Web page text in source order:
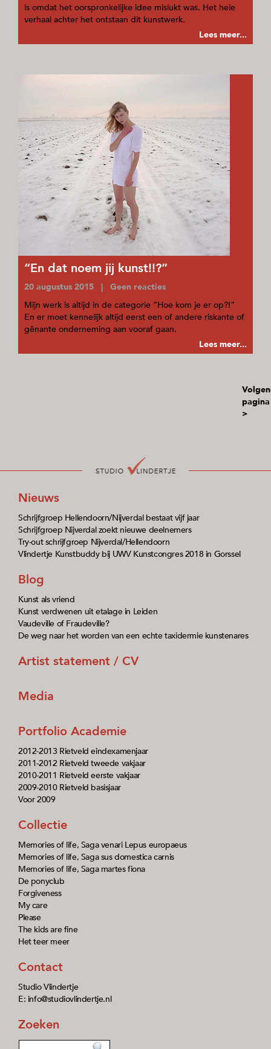
is omdat het oorspronkelijke idee mislukt was. Het hele
verhaal achter het ontstaan dit kunstwerk.
Lees meer...
“En dat noem jij kunst!!?”
20 augustus 2015 | Geen reacties
Mijn werk is altijd in de categorie “Hoe kom je er op?!”
En er moet kennelijk altijd eerst een of andere riskante of
gênante onderneming aan vooraf gaan.
Lees meer...
pagina
>
Nieuws
Schrijfgroep Hellendoorn/Nijverdal bestaat vijf jaar
Schrijfgroep Nijverdal zoekt nieuwe deelnemers
Try-out schrijfgroep Nijverdal/Hellendoorn
Vlindertje Kunstbuddy bij UWV Kunstcongres 2018 in Gorssel
Blog
Kunst als vriend
Kunst verdwenen uit etalage in Leiden
Vaudeville of Fraudeville?
De weg naar het worden van een echte taxidermie kunstenares
Artist statement / CV
Media
Portfolio Academie
2012-2013 Rietveld eindexamenjaar
2011-2012 Rietveld tweede vakjaar
2010-2011 Rietveld eerste vakjaar
2009-2010 Rietveld basisjaar
Voor 2009
Collectie
Memories of life, Saga venari Lepus europaeus
Memories of life, Saga sus domestica carnis
Memories of life, Saga martes fiona
De ponyclub
Forgiveness
My care
Please
The kids are fine
Het teer meer
Contact
Studio Vlindertje
E: info@studiovlindertje.nl
Zoeken